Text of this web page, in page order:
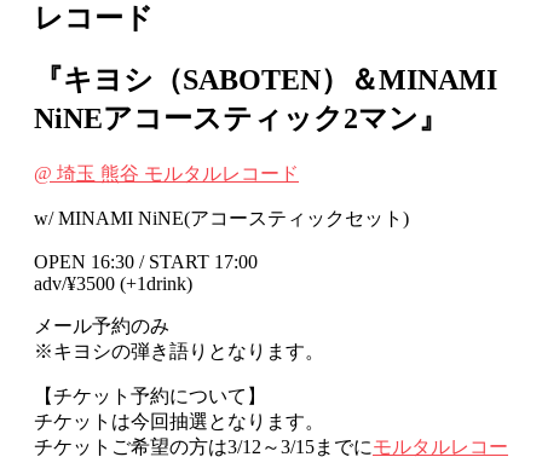
レコード
『キヨシ（SABOTEN）＆MINAMI
NiNEアコースティック2マン』
@ 埼玉 熊谷 モルタルレコード
w/ MINAMI NiNE(アコースティックセット)
OPEN 16:30 / START 17:00
adv/¥3500 (+1drink)
メール予約のみ
※キヨシの弾き語りとなります。
【チケット予約について】
チケットは今回抽選となります。
チケットご希望の方は3/12～3/15までにモルタルレコー